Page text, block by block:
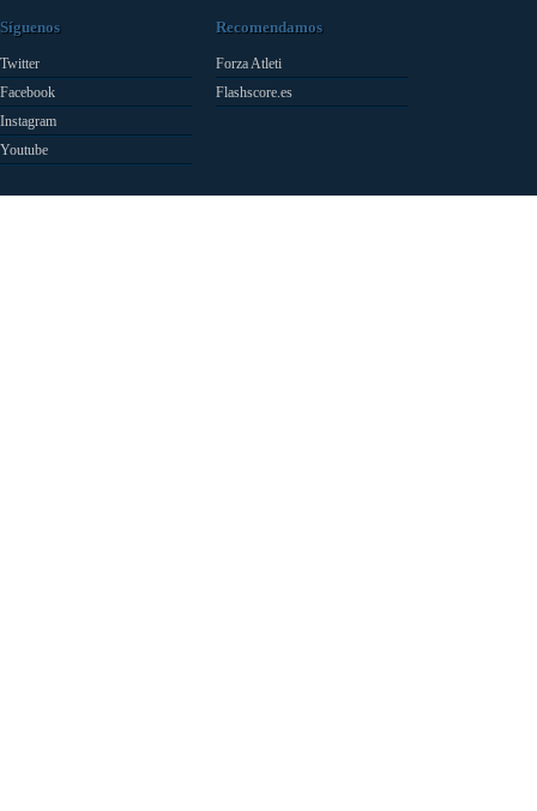
Síguenos
Twitter
Facebook
Instagram
Youtube
Recomendamos
Forza Atleti
Flashscore.es